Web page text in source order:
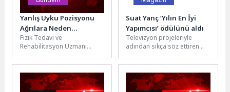
Yanlış Uyku Pozisyonu
Ağrılara Neden
Olabiliyor!
Fizik Tedavi ve
Rehabilitasyon Uzmanı
hakkında önemli bilgiler
verdi.nOmurga sağlığını
etkileyen pek çok...
Suat Yanç ‘Yılın En İyi
Yapımcısı’ ödülünü aldı
Televizyon projeleriyle
adından sıkça söz ettiren
yenisini daha ekledi. Başarılı
yapımcı,...